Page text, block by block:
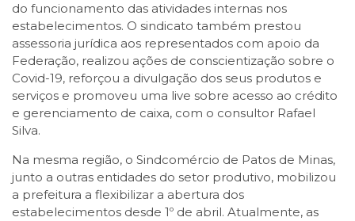
do funcionamento das atividades internas nos
estabelecimentos. O sindicato também prestou
assessoria jurídica aos representados com apoio da
Federação, realizou ações de conscientização sobre o
Covid-19, reforçou a divulgação dos seus produtos e
serviços e promoveu uma live sobre acesso ao crédito
e gerenciamento de caixa, com o consultor Rafael
Silva.
Na mesma região, o Sindcomércio de Patos de Minas,
junto a outras entidades do setor produtivo, mobilizou
a prefeitura a flexibilizar a abertura dos
estabelecimentos desde 1º de abril. Atualmente, as